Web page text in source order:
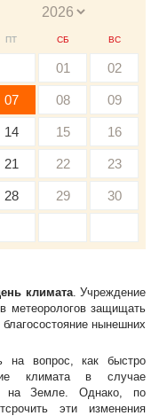
ПТ СБ ВС
01 02
07 08 09
14 15 16
21 22 23
28 29 30
климата. Учреждение
метеорологов защищать
нынешних
на вопрос, как быстро
климата в случае
на Земле. Однако, по
эти изменения